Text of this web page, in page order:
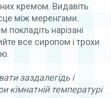
кремом. Видавіть
між меренгами.
покладіть нарізані
все сиропом і трохи
заздалегідь і
кімнатній температурі